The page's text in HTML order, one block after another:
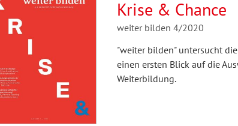
Krise & Chance
weiter bilden 4/2020
"weiter bilden" untersucht
einen ersten Blick auf die
Weiterbildung.